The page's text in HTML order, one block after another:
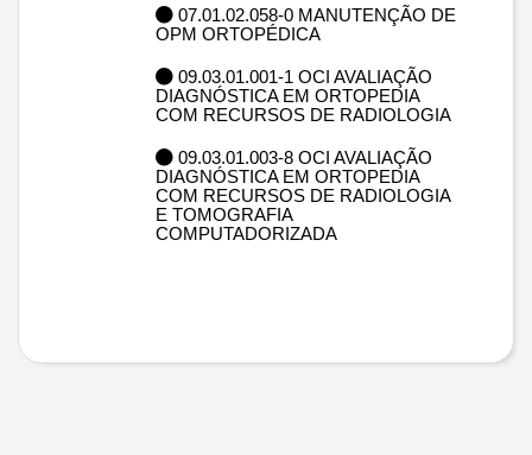
07.01.02.058-0 MANUTENÇÃO DE
OPM ORTOPÉDICA
09.03.01.001-1 OCI AVALIAÇÃO
DIAGNÓSTICA EM ORTOPEDIA
COM RECURSOS DE RADIOLOGIA
09.03.01.003-8 OCI AVALIAÇÃO
DIAGNÓSTICA EM ORTOPEDIA
COM RECURSOS DE RADIOLOGIA
E TOMOGRAFIA
COMPUTADORIZADA